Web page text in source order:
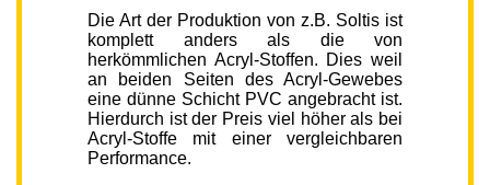
Die Art der Produktion von z.B. Soltis ist
komplett anders als die von
herkömmlichen Acryl-Stoffen. Dies weil
an beiden Seiten des Acryl-Gewebes
eine dünne Schicht PVC angebracht ist.
Hierdurch ist der Preis viel höher als bei
Acryl-Stoffe mit einer vergleichbaren
Performance.